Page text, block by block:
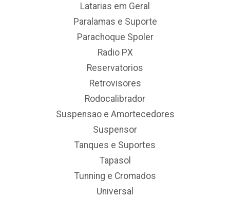
Latarias em Geral
Paralamas e Suporte
Parachoque Spoler
Radio PX
Reservatorios
Retrovisores
Rodocalibrador
Suspensao e Amortecedores
Suspensor
Tanques e Suportes
Tapasol
Tunning e Cromados
Universal